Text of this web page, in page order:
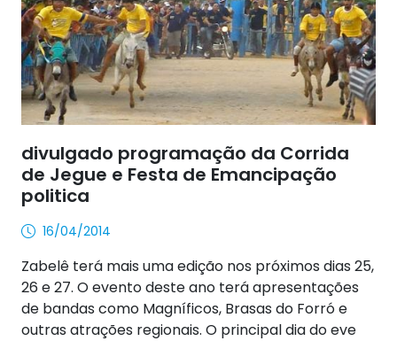
divulgado programação da Corrida
de Jegue e Festa de Emancipação
politica
16/04/2014
Zabelê terá mais uma edição nos próximos dias 25,
26 e 27. O evento deste ano terá apresentações
de bandas como Magníficos, Brasas do Forró e
outras atrações regionais. O principal dia do eve